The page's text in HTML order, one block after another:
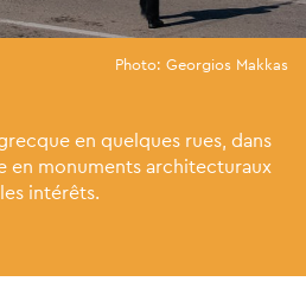
Photo: Georgios Makkas
en quelques rues, dans
en monuments architecturaux
intérêts.